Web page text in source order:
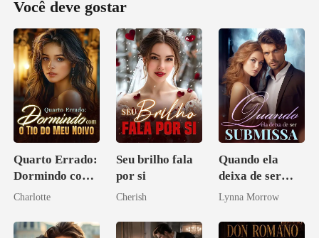
Você deve gostar
Quarto Errado:
Dormindo com
o Tio do Meu
Charlotte
Seu brilho fala
por si
Cherish
Quando ela
deixa de ser
submissa
Lynna Morrow